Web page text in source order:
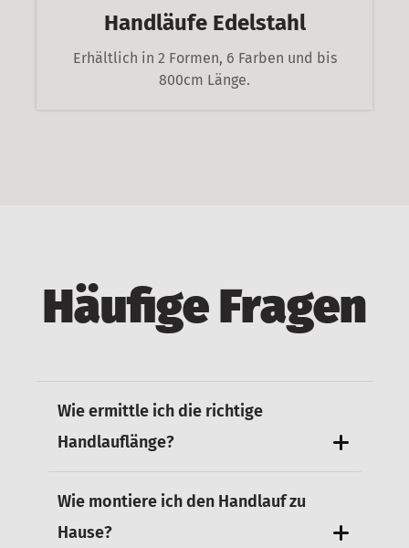
Handläufe Edelstahl
Erhältlich in 2 Formen, 6 Farben und bis
800cm Länge.
Häufige Fragen
Wie ermittle ich die richtige
Handlauflänge?
Wie montiere ich den Handlauf zu
Hause?